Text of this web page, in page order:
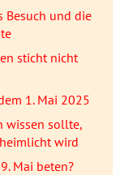
Besuch und die
sticht nicht
1. Mai 2025
wissen sollte,
wird
Mai beten?